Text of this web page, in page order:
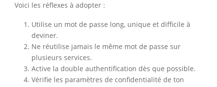
Voici les réflexes à adopter :
Utilise un mot de passe long, unique et difficile à
deviner.
Ne réutilise jamais le même mot de passe sur
plusieurs services.
Active la double authentification dès que possible.
Vérifie les paramètres de confidentialité de ton